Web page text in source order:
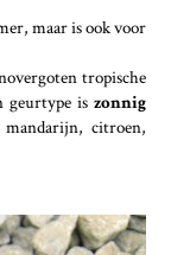
maar is ook voor
tropische
geurtype is zonnig
citroen,